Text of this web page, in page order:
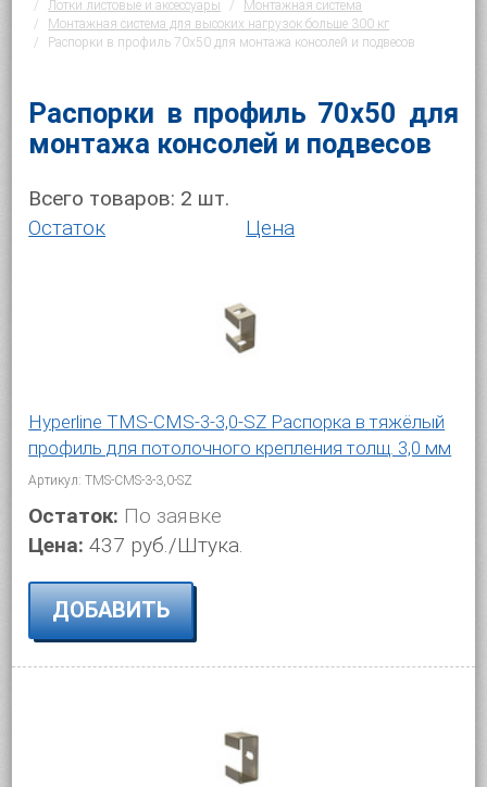
Лотки листовые и аксессуары
Монтажная система
Монтажная система для высоких нагрузок больше 300 кг
Распорки в профиль 70х50 для монтажа консолей и подвесов
Распорки в профиль 70х50 для
монтажа консолей и подвесов
Всего товаров: 2 шт.
Остаток
Цена
Hyperline TMS-CMS-3-3,0-SZ Распорка в тяжёлый
профиль для потолочного крепления толщ. 3,0 мм
Артикул: TMS-CMS-3-3,0-SZ
Остаток: По заявке
Цена: 437 руб./Штука.
ДОБАВИТЬ